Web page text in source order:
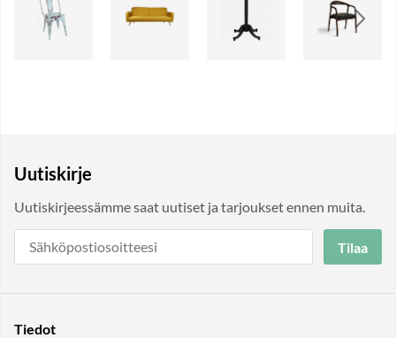
Uutiskirje
Uutiskirjeessämme saat uutiset ja tarjoukset ennen muita.
Tilaa
Tiedot